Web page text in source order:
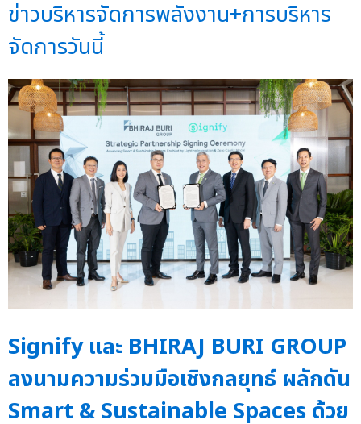
ข่าวบริหารจัดการพลังงาน+การบริหาร
จัดการวันนี้
Signify และ BHIRAJ BURI GROUP
ลงนามความร่วมมือเชิงกลยุทธ์ ผลักดัน
Smart & Sustainable Spaces ด้วย